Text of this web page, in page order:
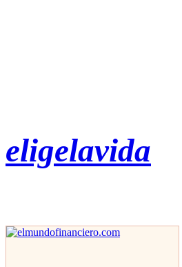
eligelavida